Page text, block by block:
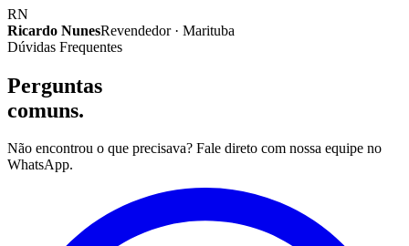
RN
Ricardo NunesRevendedor · Marituba
Dúvidas Frequentes
Perguntas
comuns.
Não encontrou o que precisava? Fale direto com nossa equipe no
WhatsApp.